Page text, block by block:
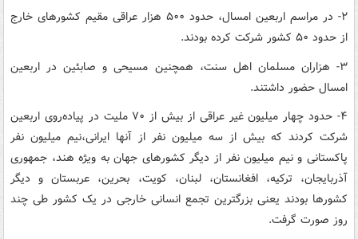
۲- در مراسم اربعین امسال، حدود ۵۰۰ هزار عراقی مقیم کشورهای خارج
از حدود ۵۰ کشور شرکت کرده بودند.
۳- هزاران مسلمان اهل سنت،‌ همچنین مسیحی و صابئین در اربعین
امسال حضور داشتند.
۴- حدود چهار میلیون غیر عراقی از بیش از ۷۰ ملیت در پیاده‌روی اربعین
شرکت کردند که بیش از سه میلیون نفر از آنها ایرانی،‌نیم میلیون نفر
پاکستانی و نیم میلیون نفر از دیگر کشورهای جهان به ویژه هند، جمهوری
آذربایجان، ترکیه، افغانستان، لبنان، کویت، بحرین، عربستان و دیگر
کشورها بودند یعنی بزرگترین تجمع انسانی خارجی در یک کشور طی چند
روز صورت گرفت.